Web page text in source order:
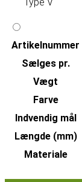
Artikelnummer
Sælges pr.
Vægt
Farve
Indvendig mål
Længde (mm)
Materiale